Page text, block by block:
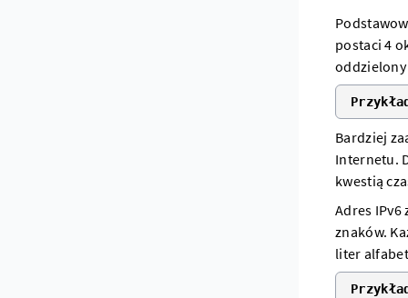
postaci 4
Bardziej
Internetu.
kwestią
Adres
znaków.
liter